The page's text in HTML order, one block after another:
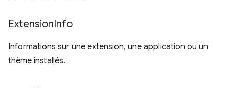
ExtensionInfo
Informations sur une extension, une application ou un
thème installés.